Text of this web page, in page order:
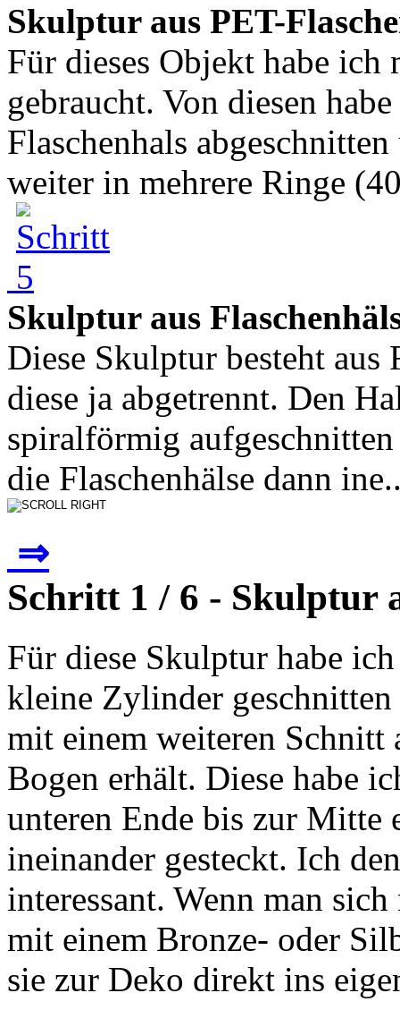
Skulptur aus PET-
Für dieses Objekt habe ich
gebraucht. Von diesen
Flaschenhals
weiter in mehrere Ringe
Skulptur aus
Diese Skulptur besteht
diese ja abgetrennt. Den
spiralförmig
die Flaschenhälse dann
⇒
Schritt 1 / 6 - Skulptur
Für diese Skulptur habe
kleine Zylinder
mit einem weiteren Schnitt
Bogen erhält. Diese habe
unteren Ende bis zur Mitte
ineinander gesteckt. Ich
interessant. Wenn man
mit einem Bronze- oder
sie zur Deko direkt ins